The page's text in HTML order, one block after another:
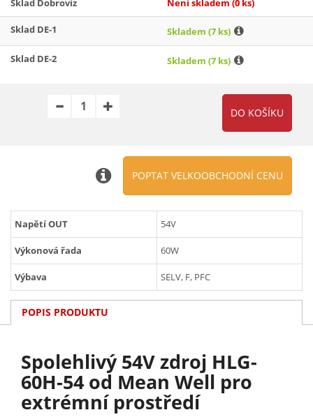
Sklad DE-1 Skladem (7 ks)
Sklad DE-2 Skladem (7 ks)
POPTAT VELKOOBCHODNÍ CENU
Napětí OUT 54V
Výkonová řada 60W
Výbava SELV, F, PFC
POPIS PRODUKTU
Spolehlivý 54V zdroj HLG-
60H-54 od Mean Well pro
extrémní prostředí